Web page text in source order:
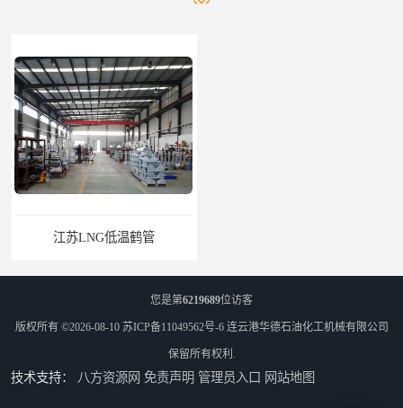
江苏LNG低温鹤管
您是第6219689位访客
版权所有 ©2026-08-10 苏ICP备11049562号-6 连云港华德石油化工机械有限公司
保留所有权利.
技术支持： 八方资源网 免责声明 管理员入口 网站地图